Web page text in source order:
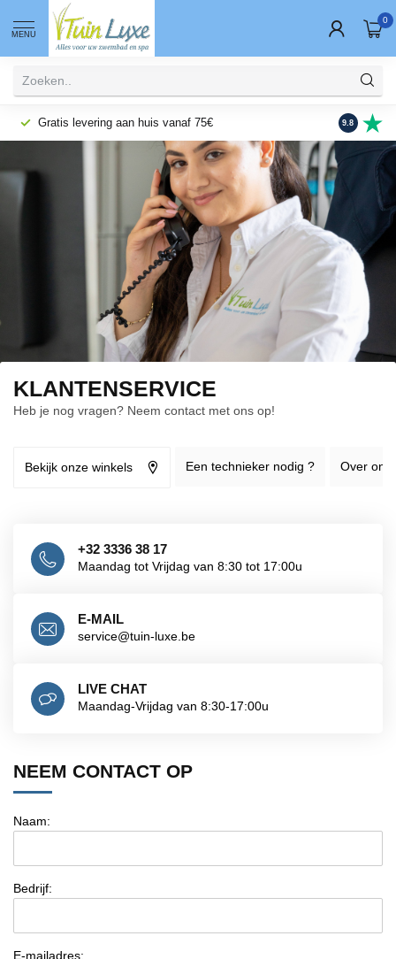
MENU
0
Gratis levering aan huis vanaf 75€ Fysieke
9.8
KLANTENSERVICE
Heb je nog vragen? Neem contact met ons op!
Bekijk onze winkels Een technieker nodig ? Over ons
+32 3336 38 17
Maandag tot Vrijdag van 8:30 tot 17:00u
E-MAIL
service@tuin-luxe.be
LIVE CHAT
Maandag-Vrijdag van 8:30-17:00u
NEEM CONTACT OP
Naam:
Bedrijf:
E-mailadres: